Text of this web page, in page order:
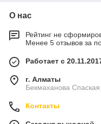
О нас
Рейтинг не
Менее 5 отзывов за
Работает с
г. Алматы
Бекмаханова
Контакты